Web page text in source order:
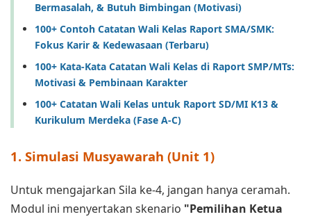
Bermasalah, & Butuh Bimbingan (Motivasi)
100+ Contoh Catatan Wali Kelas Raport SMA/SMK:
Fokus Karir & Kedewasaan (Terbaru)
100+ Kata-Kata Catatan Wali Kelas di Raport SMP/MTs:
Motivasi & Pembinaan Karakter
100+ Catatan Wali Kelas untuk Raport SD/MI K13 &
Kurikulum Merdeka (Fase A-C)
1. Simulasi Musyawarah (Unit 1)
Untuk mengajarkan Sila ke-4, jangan hanya ceramah.
Modul ini menyertakan skenario "Pemilihan Ketua